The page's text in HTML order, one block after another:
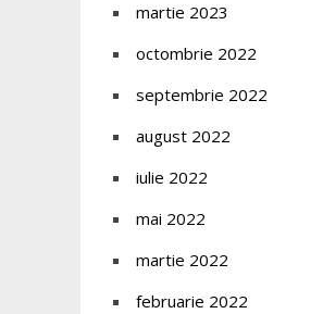
martie 2023
octombrie 2022
septembrie 2022
august 2022
iulie 2022
mai 2022
martie 2022
februarie 2022